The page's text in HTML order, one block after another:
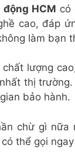
HCM có
cao, đáp
làm bạn
chất lượng
thị
bảo hành.
chừ gì
thể gọi